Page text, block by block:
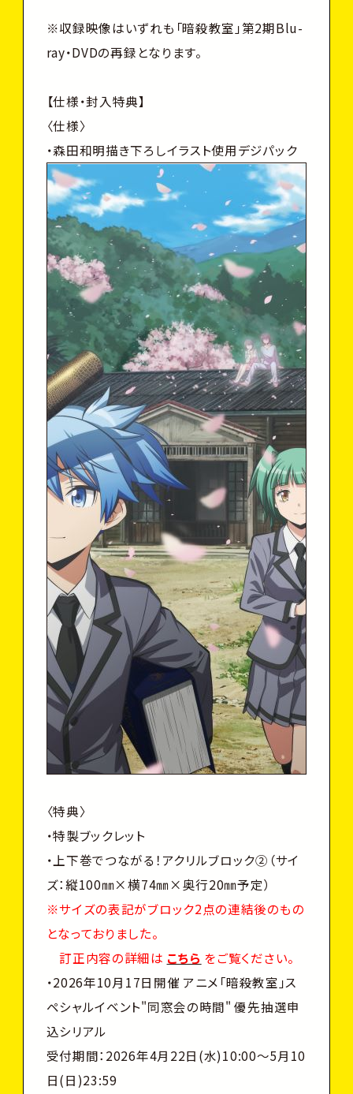
※収録映像はいずれも「暗殺教室」第2期Blu-
ray・DVDの再録となります。
【仕様・封入特典】
〈仕様〉
・森田和明描き下ろしイラスト使用デジパック
〈特典〉
・特製ブックレット
・上下巻でつながる！アクリルブロック②（サイ
ズ：縦100㎜×横74㎜×奥行20㎜予定）
※サイズの表記がブロック2点の連結後のもの
となっておりました。
訂正内容の詳細は こちら をご覧ください。
・2026年10月17日開催 アニメ「暗殺教室」ス
ペシャルイベント"同窓会の時間" 優先抽選申
込シリアル
受付期間：2026年4月22日(水)10:00～5月10
日(日)23:59